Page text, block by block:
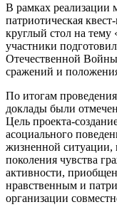
В рамках реализации
патриотическая
круглый стол на тему
участники
Отечественной
сражений и
По итогам
доклады были
Цель проекта-
асоциального
жизненной ситуации,
поколения чувства
активности,
нравственным и
организации